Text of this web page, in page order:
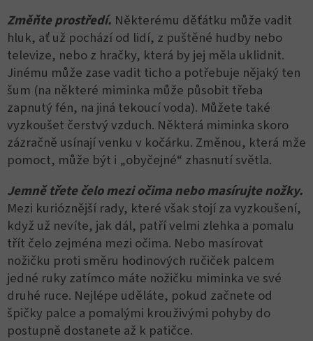
Změňte prostředí. Některému děťátku může vadit
hluk, ať už pochází od lidí, z puštěné hudby nebo
televize, nebo z hračky, která by jej měla uklidnit.
Jinému může zase vadit ticho a potřebuje nějaký ten
šum (na některé miminka může působit třeba
zapnutý fén, na jiná tekoucí voda). Můžete také
vyzkoušet čerstvý vzduch. Některá miminka skoro
zázračně usínají venku v kočárku. Změnou, která mže
pomoct, může být i „obyčejné“ zhasnutí světla.
Jemně třete čelo mezi očima nebo masírujte nožky.
Mezi kurióznější rady, které však stojí za vyzkoušení,
když už nevíte, jak dál, patří velmi zlehka a pomalu
třít čelo zejména mezi očima. Nebo masírovat
nožičku proti směru hodinových ručiček palcem
jedné ruky zatímco máte nožičku miminka ve své
druhé ruce. Nejlépe uděláte, pokud začnete od
špičky palce a pomalými krouživými pohyby do
postupně dostanete až k patičce.